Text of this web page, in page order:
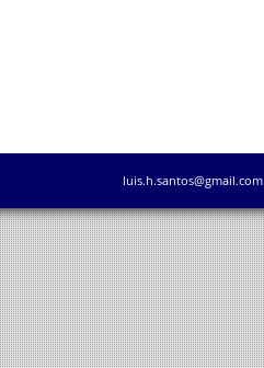
luis.h.santos@gmail.com